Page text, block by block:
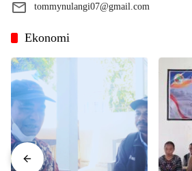
tommynulangi07@gmail.com
Ekonomi